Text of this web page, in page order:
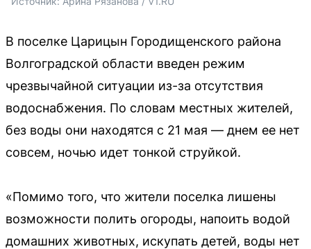
В поселке Царицын Городищенского района
Волгоградской области введен режим
чрезвычайной ситуации из-за отсутствия
водоснабжения. По словам местных жителей,
без воды они находятся с 21 мая — днем ее нет
совсем, ночью идет тонкой струйкой.
«Помимо того, что жители поселка лишены
возможности полить огороды, напоить водой
домашних животных, искупать детей, воды нет